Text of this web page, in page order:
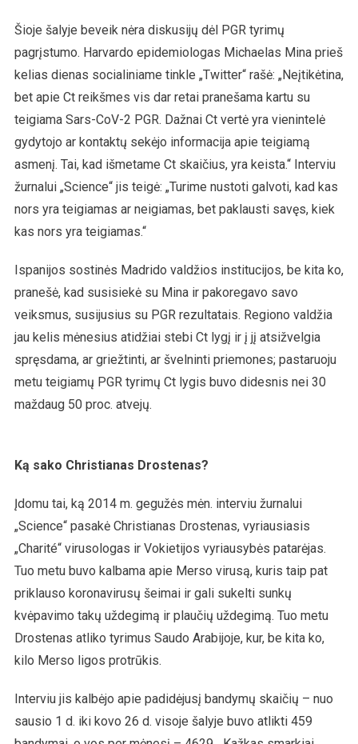
Šioje šalyje beveik nėra diskusijų dėl PGR tyrimų
pagrįstumo. Harvardo epidemiologas Michaelas Mina prieš
kelias dienas socialiniame tinkle „Twitter“ rašė: „Neįtikėtina,
bet apie Ct reikšmes vis dar retai pranešama kartu su
teigiama Sars-CoV-2 PGR. Dažnai Ct vertė yra vienintelė
gydytojo ar kontaktų sekėjo informacija apie teigiamą
asmenį. Tai, kad išmetame Ct skaičius, yra keista.“ Interviu
žurnalui „Science“ jis teigė: „Turime nustoti galvoti, kad kas
nors yra teigiamas ar neigiamas, bet paklausti savęs, kiek
kas nors yra teigiamas.“
Ispanijos sostinės Madrido valdžios institucijos, be kita ko,
pranešė, kad susisiekė su Mina ir pakoregavo savo
veiksmus, susijusius su PGR rezultatais. Regiono valdžia
jau kelis mėnesius atidžiai stebi Ct lygį ir į jį atsižvelgia
spręsdama, ar griežtinti, ar švelninti priemones; pastaruoju
metu teigiamų PGR tyrimų Ct lygis buvo didesnis nei 30
maždaug 50 proc. atvejų.
Ką sako Christianas Drostenas?
Įdomu tai, ką 2014 m. gegužės mėn. interviu žurnalui
„Science“ pasakė Christianas Drostenas, vyriausiasis
„Charité“ virusologas ir Vokietijos vyriausybės patarėjas.
Tuo metu buvo kalbama apie Merso virusą, kuris taip pat
priklauso koronavirusų šeimai ir gali sukelti sunkų
kvėpavimo takų uždegimą ir plaučių uždegimą. Tuo metu
Drostenas atliko tyrimus Saudo Arabijoje, kur, be kita ko,
kilo Merso ligos protrūkis.
Interviu jis kalbėjo apie padidėjusį bandymų skaičių – nuo
sausio 1 d. iki kovo 26 d. visoje šalyje buvo atlikti 459